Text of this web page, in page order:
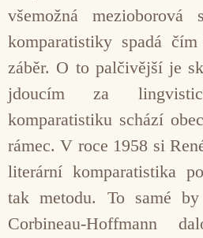
všemožná
komparatistiky spadá
záběr. O to palčivější je
jdoucím za
komparatistiku schází
rámec. V roce 1958 si
literární komparatistika
tak metodu. To samé
Corbineau-Hoffmann